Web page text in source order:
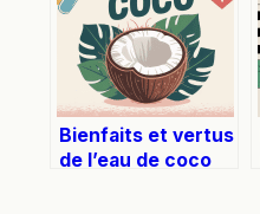
Bienfaits et vertus
de l’eau de coco